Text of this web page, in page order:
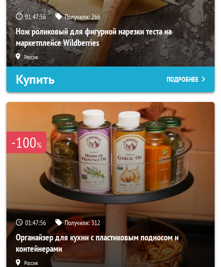
01:47:54 Получили:266
Нож роликовый для фигурной нарезки теста на
маркетплейсе Wildberries
Россия
Купить ПОДРОБНЕЕ
-100%
01:47:54 Получили:312
Органайзер для кухни с пластиковым подносом и
контейнерами
Россия